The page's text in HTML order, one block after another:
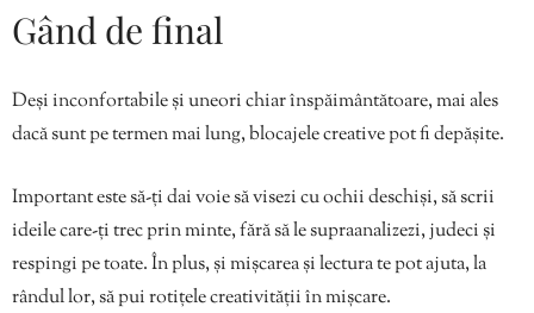
Gând de final
Deși inconfortabile și uneori chiar înspăimântătoare, mai ales
dacă sunt pe termen mai lung, blocajele creative pot fi depășite.
Important este să-ți dai voie să visezi cu ochii deschiși, să scrii
ideile care-ți trec prin minte, fără să le supraanalizezi, judeci și
respingi pe toate. În plus, și mișcarea și lectura te pot ajuta, la
rândul lor, să pui rotițele creativității în mișcare.